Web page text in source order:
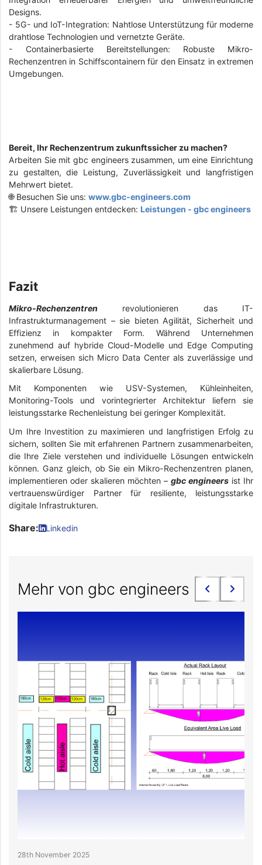
Designs.
- 5G- und IoT-Integration: Nahtlose Unterstützung für moderne
drahtlose Technologien und vernetzte Geräte.
- Containerbasierte Bereitstellungen: Robuste Mikro-
Rechenzentren in Schiffscontainern für den Einsatz in extremen
Umgebungen.
Bereit, Ihr Rechenzentrum zukunftssicher zu machen?
Arbeiten Sie mit gbc engineers zusammen, um eine Einrichtung
zu gestalten, die Leistung, Zuverlässigkeit und langfristigen
Mehrwert bietet.
🌐 Besuchen Sie uns: www.gbc-engineers.com
🏗️ Unsere Leistungen entdecken: Leistungen - gbc engineers
Fazit
Mikro-Rechenzentren revolutionieren das IT-
Infrastrukturmanagement – sie bieten Agilität, Sicherheit und
Effizienz in kompakter Form. Während Unternehmen
zunehmend auf hybride Cloud-Modelle und Edge Computing
setzen, erweisen sich Micro Data Center als zuverlässige und
skalierbare Lösung.
Mit Komponenten wie USV-Systemen, Kühleinheiten,
Monitoring-Tools und vorintegrierter Architektur liefern sie
leistungsstarke Rechenleistung bei geringer Komplexität.
Um Ihre Investition zu maximieren und langfristigen Erfolg zu
sichern, sollten Sie mit erfahrenen Partnern zusammenarbeiten,
die Ihre Ziele verstehen und individuelle Lösungen entwickeln
können. Ganz gleich, ob Sie ein Mikro-Rechenzentren planen,
implementieren oder skalieren möchten – gbc engineers ist Ihr
vertrauenswürdiger Partner für resiliente, leistungsstarke
digitale Infrastrukturen.
Share: Linkedin
Mehr von gbc engineers
28th November 2025